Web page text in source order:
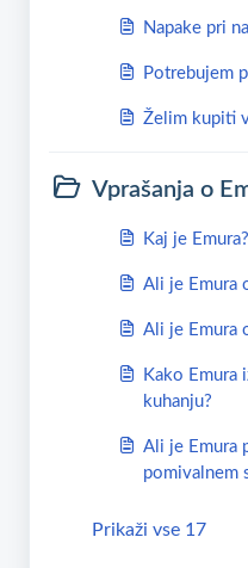
Napake pri
Potrebujem
Želim kupiti
Vprašanja o
Kaj je Emura?
Ali je Emura
Ali je Emura
Kako Emura
kuhanju?
Ali je Emura
pomivalnem
Prikaži vse 17